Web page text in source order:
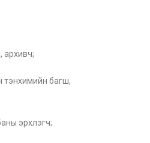
архивч;
тэнхимийн багш,
эрхлэгч;